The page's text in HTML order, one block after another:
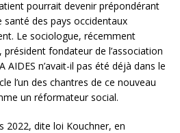
pourrait devenir prépondérant
des pays occidentaux
Le sociologue, récemment
, président fondateur de l’association
AIDES n’avait-il pas été déjà dans le
l’un des chantres de ce nouveau
un réformateur social.
2022, dite loi Kouchner, en